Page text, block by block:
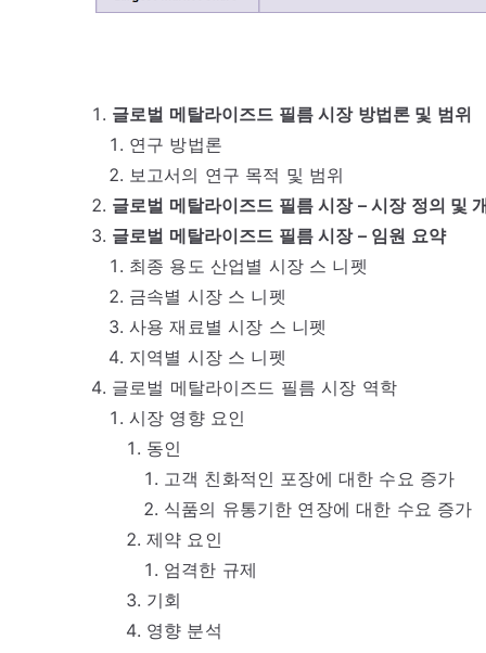
글로벌 메탈라이즈드 필름 시장 방법론 및 범위
연구 방법론
보고서의 연구 목적 및 범위
글로벌 메탈라이즈드 필름 시장 – 시장 정의 및
글로벌 메탈라이즈드 필름 시장 – 임원 요약
최종 용도 산업별 시장 스 니펫
금속별 시장 스 니펫
사용 재료별 시장 스 니펫
지역별 시장 스 니펫
글로벌 메탈라이즈드 필름 시장 역학
시장 영향 요인
동인
고객 친화적인 포장에 대한 수요 증가
식품의 유통기한 연장에 대한 수요 증가
제약 요인
엄격한 규제
기회
영향 분석